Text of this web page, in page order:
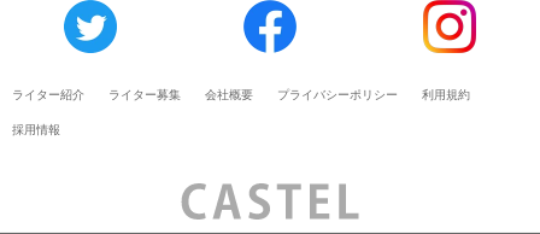
ライター紹介 ライター募集 会社概要 プライバシーポリシー 利用規約
採用情報